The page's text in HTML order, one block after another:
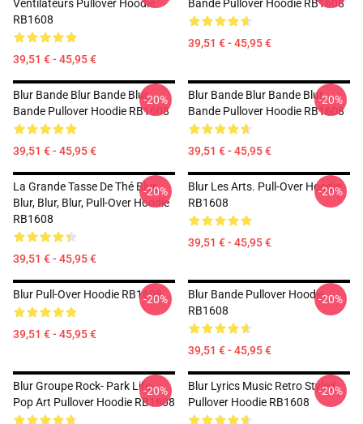
Ventilateurs Pullover Hoodie
RB1608
39,51 € - 45,95 €
Bande Pullover Hoodie RB1608
39,51 € - 45,95 €
Blur Bande Blur Bande Blur
Bande Pullover Hoodie RB1608
39,51 € - 45,95 €
-20%
Blur Bande Blur Bande Blur
Bande Pullover Hoodie RB1608
39,51 € - 45,95 €
-20%
La Grande Tasse De Thé Blur,
Blur, Blur, Blur, Pull-Over Hoodie
RB1608
39,51 € - 45,95 €
-20%
Blur Les Arts. Pull-Over Hoodie
RB1608
39,51 € - 45,95 €
-20%
Blur Pull-Over Hoodie RB1608
39,51 € - 45,95 €
-20%
Blur Bande Pullover Hoodie
RB1608
39,51 € - 45,95 €
-20%
Blur Groupe Rock- Park Life-
Pop Art Pullover Hoodie RB1608
-20%
Blur Lyrics Music Retro Styled
Pullover Hoodie RB1608
-20%